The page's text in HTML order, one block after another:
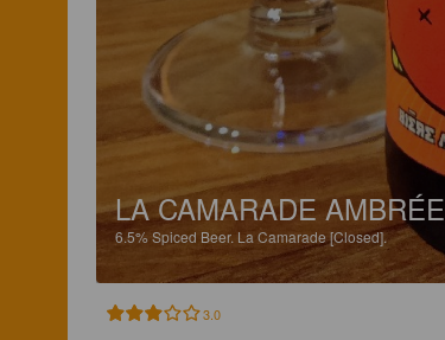
LA CAMARADE AMBRÉE
6.5%Spiced Beer. La Camarade [Closed].
3.0